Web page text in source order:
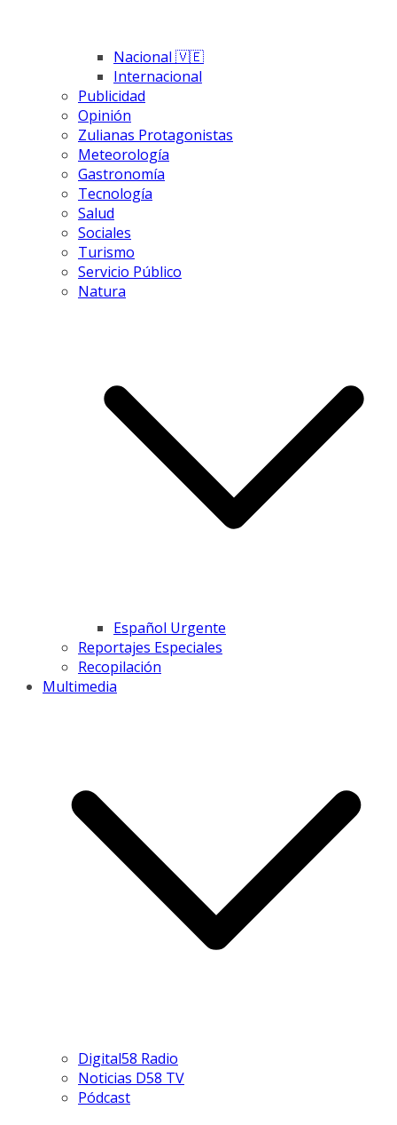
Nacional 🇻🇪
Internacional
Publicidad
Opinión
Zulianas Protagonistas
Meteorología
Gastronomía
Tecnología
Salud
Sociales
Turismo
Servicio Público
Natura
Español Urgente
Reportajes Especiales
Recopilación
Multimedia
Digital58 Radio
Noticias D58 TV
Pódcast